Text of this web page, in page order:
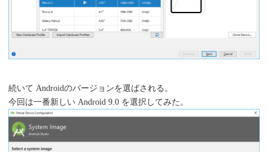
続いて Androidのバージョンを選ばされる。
今回は一番新しい Android 9.0 を選択してみた。